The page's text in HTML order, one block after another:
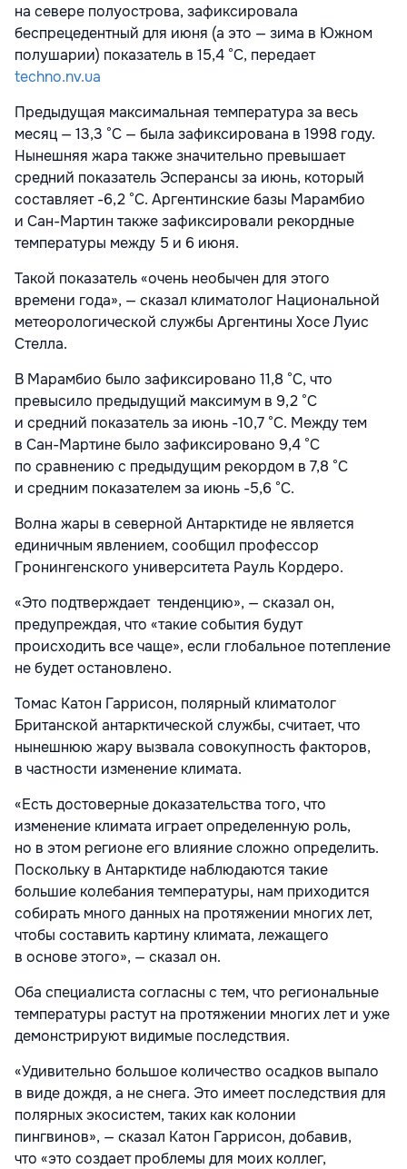
на севере полуострова, зафиксировала
беспрецедентный для июня (а это — зима в Южном
полушарии) показатель в 15,4 °C, передает
techno.nv.ua
Предыдущая максимальная температура за весь
месяц — 13,3 °C — была зафиксирована в 1998 году.
Нынешняя жара также значительно превышает
средний показатель Эсперансы за июнь, который
составляет -6,2 °C. Аргентинские базы Марамбио
и Сан-Мартин также зафиксировали рекордные
температуры между 5 и 6 июня.
Такой показатель«очень необычен для этого
времени года», — сказал климатолог Национальной
метеорологической службы Аргентины Хосе Луис
Стелла.
В Марамбио было зафиксировано 11,8 °C, что
превысило предыдущий максимум в 9,2 °C
и средний показатель за июнь -10,7 °C. Между тем
в Сан-Мартине было зафиксировано 9,4 °C
по сравнению с предыдущим рекордом в 7,8 °C
и средним показателем за июнь -5,6 °C.
Волна жары в северной Антарктиде не является
единичным явлением, сообщил профессор
Гронингенского университета Рауль Кордеро.
«Это подтверждает тенденцию», — сказал он,
предупреждая, что «такие события будут
происходить все чаще», если глобальное потепление
не будет остановлено.
Томас Катон Гаррисон, полярный климатолог
Британской антарктической службы, считает, что
нынешнюю жару вызвала совокупность факторов,
в частности изменение климата.
«Есть достоверные доказательства того, что
изменение климата играет определенную роль,
но в этом регионе его влияние сложно определить.
Поскольку в Антарктиде наблюдаются такие
большие колебания температуры, нам приходится
собирать много данных на протяжении многих лет,
чтобы составить картину климата, лежащего
в основе этого», — сказал он.
Оба специалиста согласны с тем, что региональные
температуры растут на протяжении многих лет и уже
демонстрируют видимые последствия.
«Удивительно большое количество осадков выпало
в виде дождя, а не снега. Это имеет последствия для
полярных экосистем, таких как колонии
пингвинов», — сказал Катон Гаррисон, добавив,
что «это создает проблемы для моих коллег,